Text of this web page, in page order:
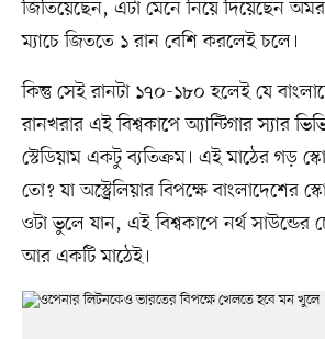
জিতিয়েছেন, এটা মেনে নিয়ে দিয়েছেন
ম্যাচে জিততে ১ রান বেশি করলেই চলে।
কিন্তু সেই রানটা ১৭০-১৮০ হলেই যে
রানখরার এই বিশ্বকাপে অ্যান্টিগার স্যার
স্টেডিয়াম একটু ব্যতিক্রম। এই মাঠের গড়
তো? যা অস্ট্রেলিয়ার বিপক্ষে বাংলাদেশের
ওটা ভুলে যান, এই বিশ্বকাপে নর্থ সাউন্ডের
আর একটি মাঠেই।